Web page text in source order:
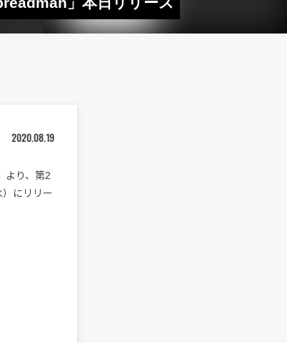
2020.08.19
より、第2
にリリー